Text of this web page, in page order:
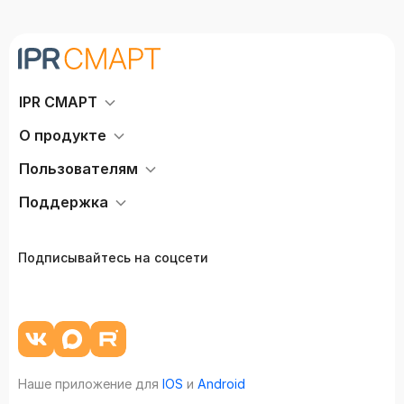
IPR СМАРТ
О продукте
Пользователям
Поддержка
Подписывайтесь на соцсети
Наше приложение для IOS и Android